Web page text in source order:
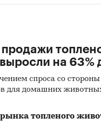
продажи
на 63%
спроса со
для домашних
топленого